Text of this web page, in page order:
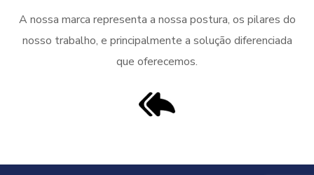
A nossa marca representa a nossa postura, os pilares do
nosso trabalho, e principalmente a solução diferenciada
que oferecemos.